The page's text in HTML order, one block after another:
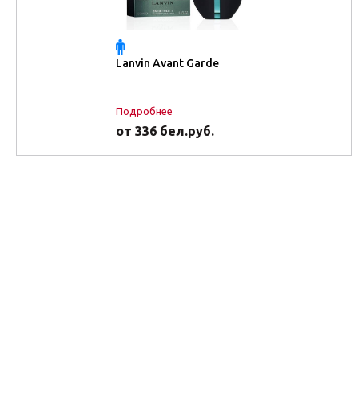
Lanvin Avant Garde
Подробнее
от 336 бел.руб.